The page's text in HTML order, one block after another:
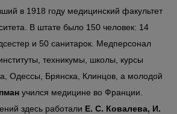
в 1918 году медицинский факультет
В штате было 150 человек: 14
и 50 санитарок. Медперсонал
техникумы, школы, курсы
Одессы, Брянска, Клинцов, а молодой
учился медицине во Франции.
здесь работали Е. С. Ковалева, И.